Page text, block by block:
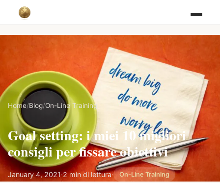
Home/Blog/On-Line Training
Goal setting: i miei 10 migliori
consigli per fissare obiettivi
January 4, 2021·2 min di lettura· On-Line Training